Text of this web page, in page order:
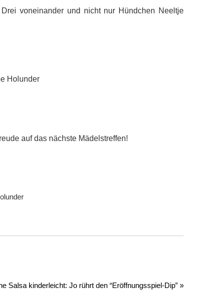
voneinander und nicht nur Hündchen Neeltje
auf das nächste Mädelstreffen!
Salsa kinderleicht: Jo rührt den “Eröffnungsspiel-Dip” »